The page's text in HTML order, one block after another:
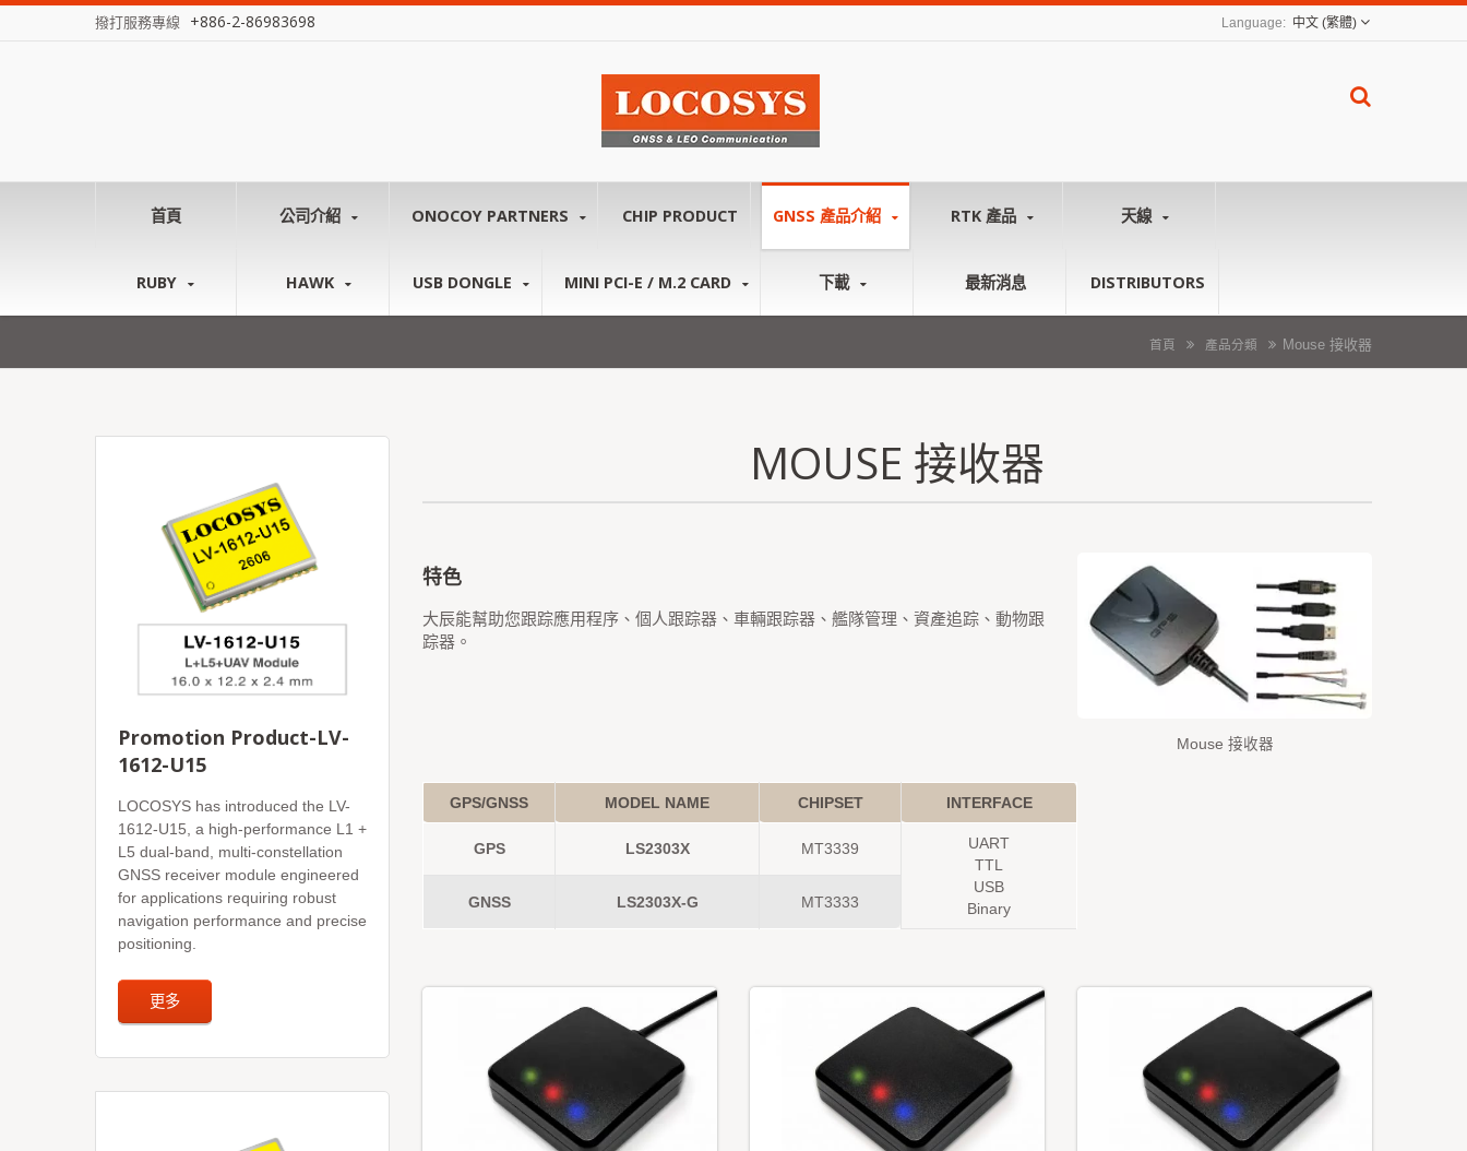
撥打服務專線 +886-2-86983698 中文 (繁體)
首頁 公司介紹 ONOCOY PARTNERS CHIP PRODUCT GNSS 產品介紹 RTK 產品 天線
RUBY HAWK USB DONGLE MINI PCI-E / M.2 CARD 下載 最新消息 DISTRIBUTORS
首頁 產品分類 Mouse 接收器
Promotion Product-LV-
1612-U15
LOCOSYS has introduced the LV-
1612-U15, a high-performance L1 +
L5 dual-band, multi-constellation
GNSS receiver module engineered
for applications requiring robust
navigation performance and precise
positioning.
更多
MOUSE 接收器
Mouse 接收器
特色
大辰能幫助您跟踪應用程序、個人跟踪器、車輛跟踪器、艦隊管理、資產追踪、動物跟
踪器。
GPS/GNSS MODEL NAME CHIPSET INTERFACE
GPS LS2303X MT3339
UART
TTL
USB
Binary
GNSS LS2303X-G MT3333